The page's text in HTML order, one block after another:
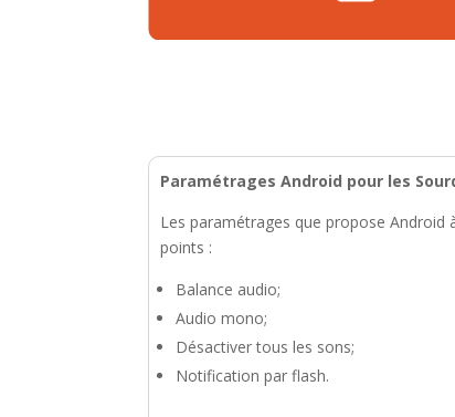
Paramétrages Android pour les
Les paramétrages que propose Android
points :
Balance audio;
Audio mono;
Désactiver tous les sons;
Notification par flash.